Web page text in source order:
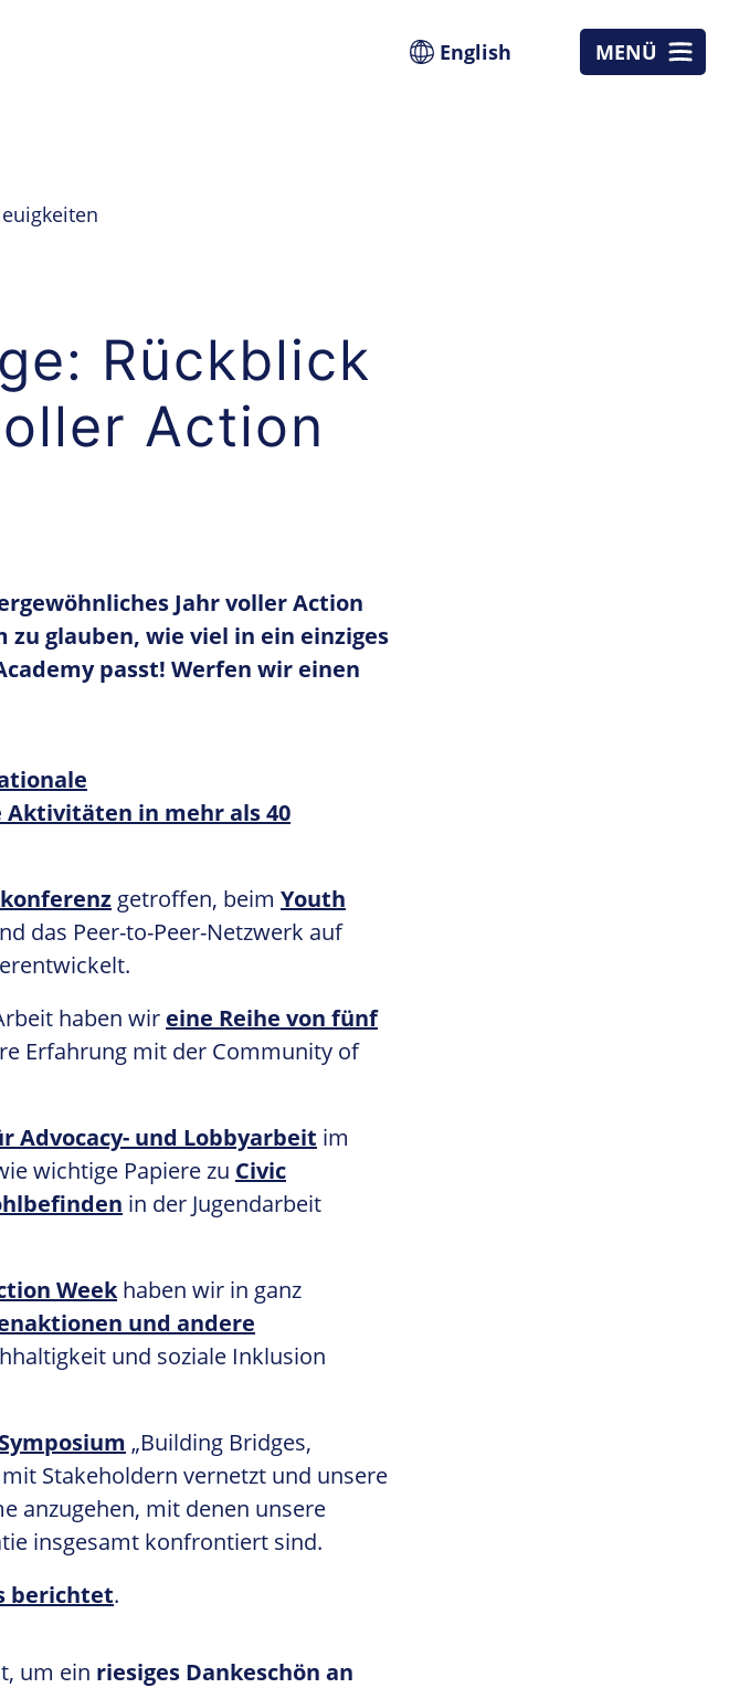
English MENÜ
Rückblick
Action
Jahr voller Action
zu glauben, wie viel in ein einziges
passt! Werfen wir einen
Aktivitäten in mehr als 40
getroffen, beim Youth
das Peer-to-Peer-Netzwerk auf
haben wir eine Reihe von fünf
Erfahrung mit der Community of
Advocacy- und Lobbyarbeit im
wichtige Papiere zu Civic
in der Jugendarbeit
Weekhaben wir in ganz
und andere
und soziale Inklusion
„Building Bridges,
Stakeholdern vernetzt und unsere
anzugehen, mit denen unsere
insgesamt konfrontiert sind.
berichtet.
um ein riesiges Dankeschön an